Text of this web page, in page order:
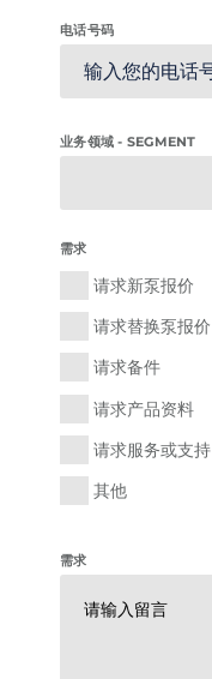
电话号码
业务领域 - SEGMENT
需求
请求新泵报价
请求替换泵报价
请求备件
请求产品资料
请求服务或支持
其他
需求